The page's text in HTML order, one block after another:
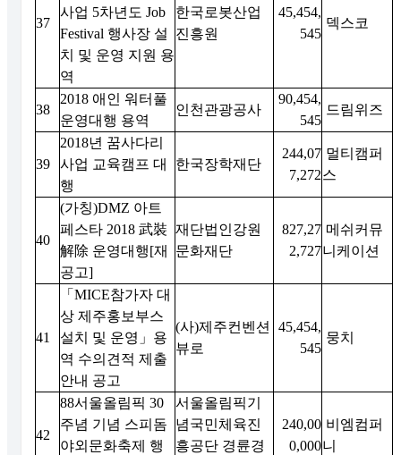
37
사업 5차년도 Job
Festival 행사장 설
치 및 운영 지원 용
역
한국로봇산업
진흥원
45,454,
545
덱스코
38
2018 애인 워터풀
운영대행 용역
인천관광공사
90,454,
545
드림위즈
39
2018년 꿈사다리
사업 교육캠프 대
행
한국장학재단
244,07
7,272
멀티캠퍼
스
40
(가칭)DMZ 아트
페스타 2018 武裝
解除 운영대행[재
공고]
재단법인강원
문화재단
827,27
2,727
메쉬커뮤
니케이션
41
「MICE참가자 대
상 제주홍보부스
설치 및 운영」용
역 수의견적 제출
안내 공고
(사)제주컨벤션
뷰로
45,454,
545
뭉치
42
88서울올림픽 30
주념 기념 스피돔
야외문화축제 행
서울올림픽기
념국민체육진
흥공단 경륜경
240,00
0,000
비엠컴퍼
니